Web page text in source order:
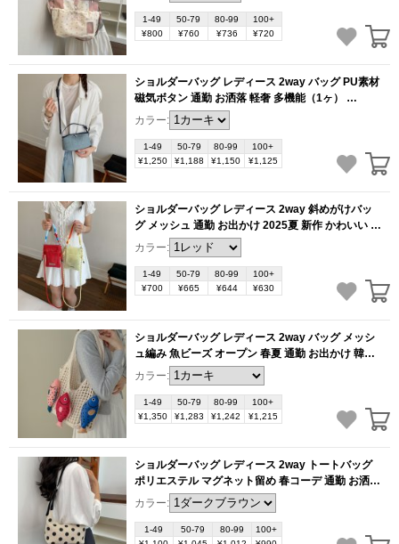
1-49 50-79 80-99
100+
¥800
¥760 ¥736 ¥720
ショルダーバッグ レディース 2way バッグ PU素材
磁気ボタン 通勤 お洒落 軽奢 多機能（1ヶ）
(BB6169)
カラー:
1-49 50-79 80-99
100+
¥1,250
¥1,188 ¥1,150 ¥1,125
ショルダーバッグ レディース 2way 斜めがけバッ
グ メッシュ 通勤 お出かけ 2025夏 新作 かわいい 小
物 収納（1ヶ） (BB6167)
カラー:
1-49 50-79 80-99
100+
¥700
¥665 ¥644 ¥630
ショルダーバッグ レディース 2way バッグ メッシ
ュ編み 魚ビーズ オープン 春夏 通勤 お出かけ 韓国
風 可愛い（1ヶ） (BB6166)
カラー:
1-49 50-79 80-99
100+
¥1,350
¥1,283 ¥1,242 ¥1,215
ショルダーバッグ レディース 2way トートバッグ
ポリエステル マグネット留め 春コーデ 通勤 お洒落
高見え お出掛け 普段使い 大人可愛い（1ヶ）
(BB6164)
カラー:
1-49 50-79 80-99
100+